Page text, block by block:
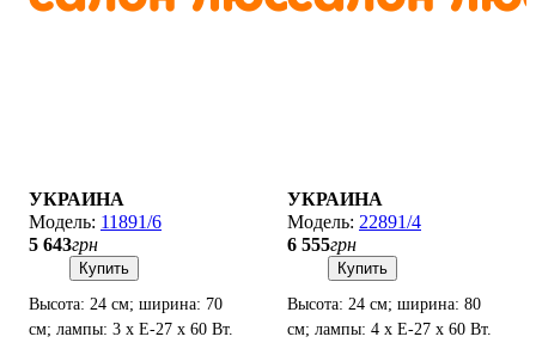
УКРАИНА
11891/6
5 643грн
Купить
Высота: 24 см; ширина: 70
см; лампы: 3 х Е-27 х 60 Вт.
УКРАИНА
22891/4
6 555грн
Купить
Высота: 24 см; ширина: 80
см; лампы: 4 х Е-27 х 60 Вт.